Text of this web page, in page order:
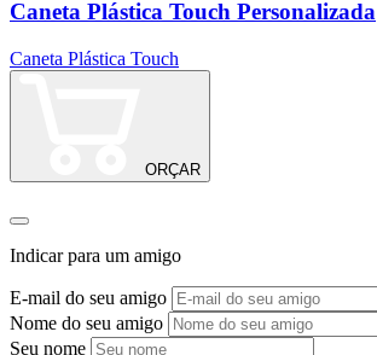
Caneta Plástica Touch Personalizada
Caneta Plástica Touch
ORÇAR
Indicar para um amigo
E-mail do seu amigo
Nome do seu amigo
Seu nome